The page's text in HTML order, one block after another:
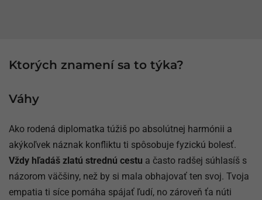
Ktorých znamení sa to týka?
Váhy
Ako rodená diplomatka túžiš po absolútnej harmónii a
akýkoľvek náznak konfliktu ti spôsobuje fyzickú bolesť.
Vždy hľadáš zlatú strednú cestu a často radšej súhlasíš s
názorom väčšiny, než by si mala obhajovať ten svoj. Tvoja
empatia ti síce pomáha spájať ľudí, no zároveň ťa núti